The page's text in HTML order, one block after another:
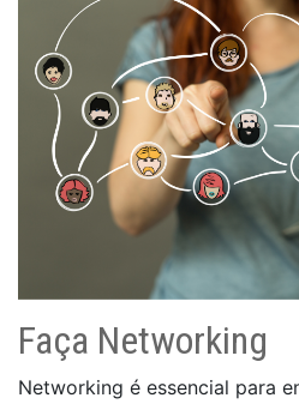
Faça Networking
Networking é essencial para